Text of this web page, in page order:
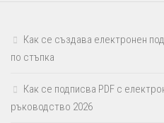
Как се създава електронен
по стъпка
Как се подписва PDF с
ръководство 2026